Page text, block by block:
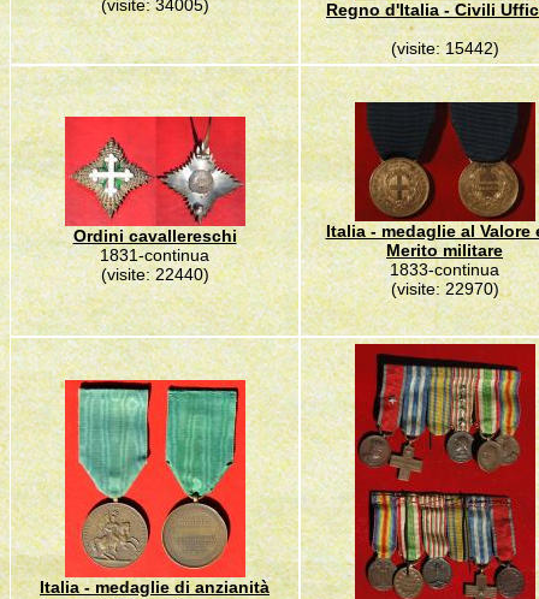
(visite: 34005)
Regno d'Italia - Civili
(visite: 15442)
Ordini cavallereschi
1831-continua
(visite: 22440)
Italia - medaglie al Valore
Merito militare
1833-continua
(visite: 22970)
Italia - medaglie di anzianità